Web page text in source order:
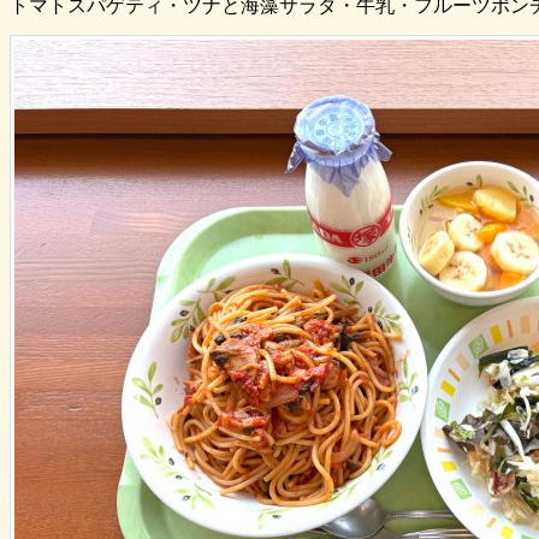
トマトスパゲティ・ツナと海藻サラダ・牛乳・フルーツポン